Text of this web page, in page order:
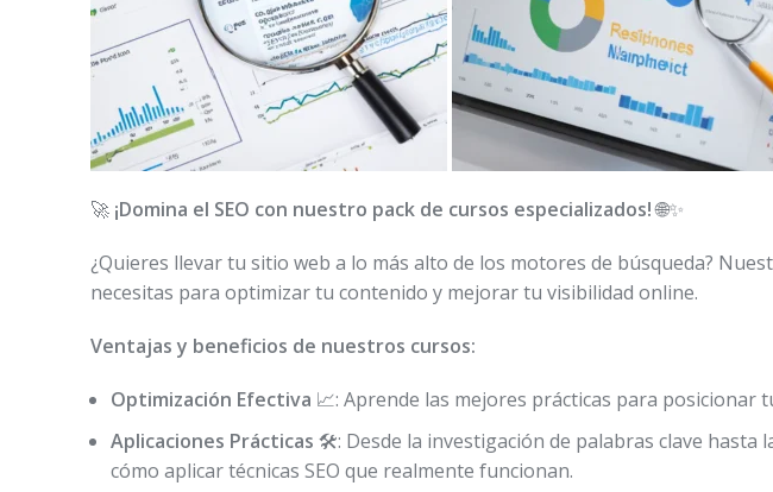
🚀 ¡Domina el SEO con nuestro pack de cursos especializados!🌐✨
¿Quieres llevar tu sitio web a lo más alto de los motores de búsqueda?
necesitas para optimizar tu contenido y mejorar tu visibilidad online.
Ventajas y beneficios de nuestros cursos:
Optimización Efectiva 📈: Aprende las mejores prácticas para
Aplicaciones Prácticas 🛠️: Desde la investigación de palabras clave hasta
cómo aplicar técnicas SEO que realmente funcionan.